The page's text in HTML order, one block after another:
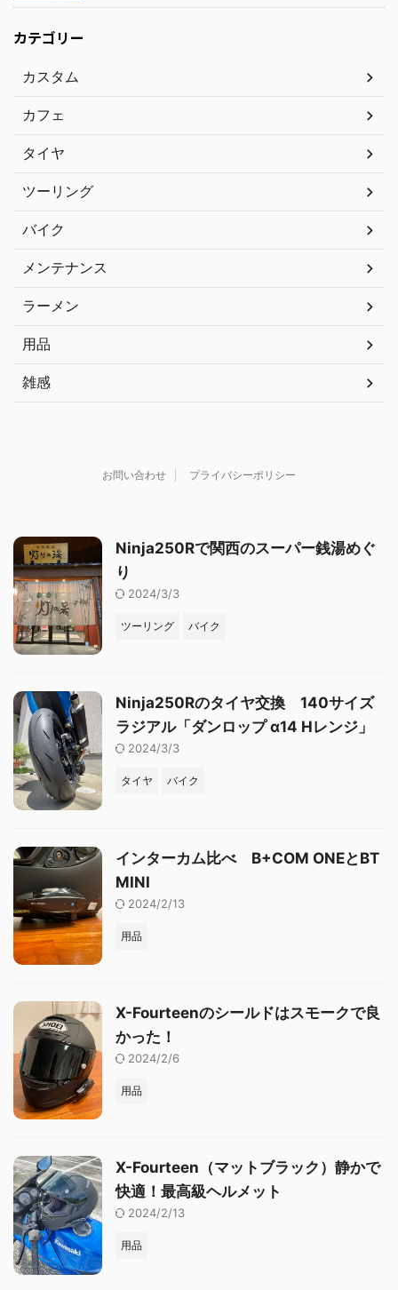
カテゴリー
カスタム
カフェ
タイヤ
ツーリング
バイク
メンテナンス
ラーメン
用品
雑感
お問い合わせ プライバシーポリシー
Ninja250Rで関西のスーパー銭湯めぐ
り
2024/3/3
ツーリング バイク
Ninja250Rのタイヤ交換 140サイズ
ラジアル「ダンロップ α14 Hレンジ」
2024/3/3
タイヤ バイク
インターカム比べ B+COM ONEとBT
MINI
2024/2/13
用品
X-Fourteenのシールドはスモークで良
かった！
2024/2/6
用品
X-Fourteen（マットブラック）静かで
快適！最高級ヘルメット
2024/2/13
用品